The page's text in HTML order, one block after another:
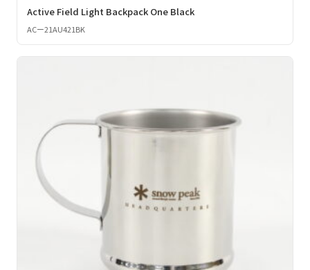
Active Field Light Backpack One Black
ACー21AU421BK